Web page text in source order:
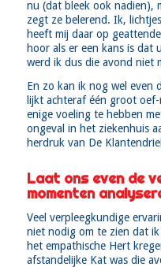
nu (dat bleek ook nadien),
zegt ze belerend. Ik,
heeft mij daar op
hoor als er een kans is dat
werd ik dus die avond niet
En zo kan ik nog wel even
lijkt achteraf één groot
enige voeling te hebben
ongeval in het ziekenhuis
herdruk van De
Laat ons even de
momenten
Veel verpleegkundige
niet nodig om te zien dat
het empathische Hert
afstandelijke Kat was die